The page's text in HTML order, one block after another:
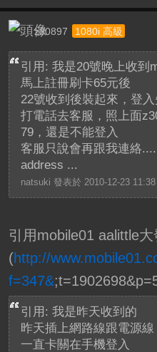
z30897 1080i 高級
引用: 我是20號晚上收到
馬上註冊刷卡65元後
22號收到後裝起來，登
打電話去客服，照上面
79，還是不能登入
客服只說會再跟我連絡
address ...
natsuki 發表於 2010-12-23 11:38
引用mobile01 aalittle大
(http://
f=347&
引用: 我是昨天收到的
昨天插上網路線跟電源線
一直卡關在手機登入